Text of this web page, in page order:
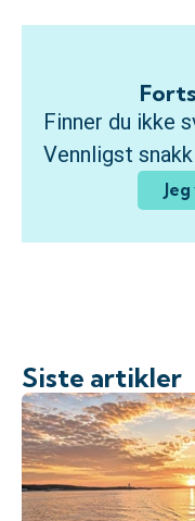
Finner du ikke
Vennligst
Siste artikler